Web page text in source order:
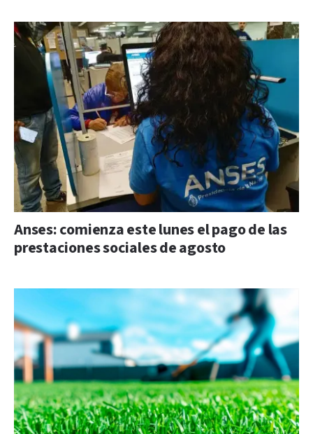
Anses: comienza este lunes el pago de las
prestaciones sociales de agosto